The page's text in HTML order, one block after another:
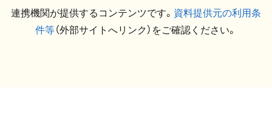
連携機関が提供するコンテンツです。 資料提供元の利用条
件等（外部サイトへリンク）をご確認ください。